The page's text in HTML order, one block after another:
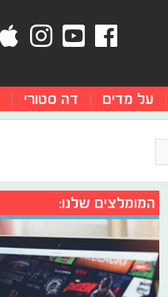
על מדים דה סטורי
המומלצים שלנו: